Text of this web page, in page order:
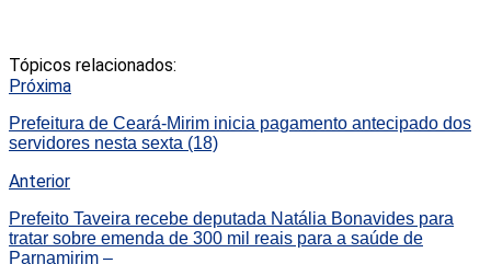
Tópicos relacionados:
Próxima
Prefeitura de Ceará-Mirim inicia pagamento antecipado dos
servidores nesta sexta (18)
Anterior
Prefeito Taveira recebe deputada Natália Bonavides para
tratar sobre emenda de 300 mil reais para a saúde de
Parnamirim –